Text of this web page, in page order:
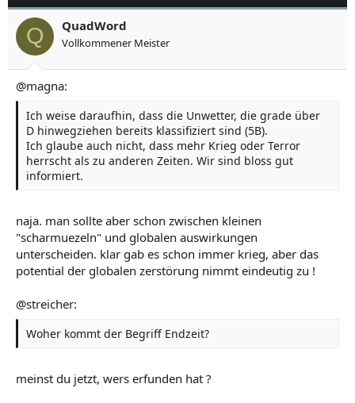
Q QuadWord
Vollkommener Meister
@magna:
Ich weise daraufhin, dass die Unwetter, die grade über
D hinwegziehen bereits klassifiziert sind (5B).
Ich glaube auch nicht, dass mehr Krieg oder Terror
herrscht als zu anderen Zeiten. Wir sind bloss gut
informiert.
naja. man sollte aber schon zwischen kleinen
"scharmuezeln" und globalen auswirkungen
unterscheiden. klar gab es schon immer krieg, aber das
potential der globalen zerstörung nimmt eindeutig zu !
@streicher:
Woher kommt der Begriff Endzeit?
meinst du jetzt, wers erfunden hat ?